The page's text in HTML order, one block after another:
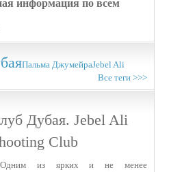
информация по всем
Пальма ДжумейраJebel Ali
Все теги >>>
Дубая. Jebel Ali
Club
Одним из ярких и не менее